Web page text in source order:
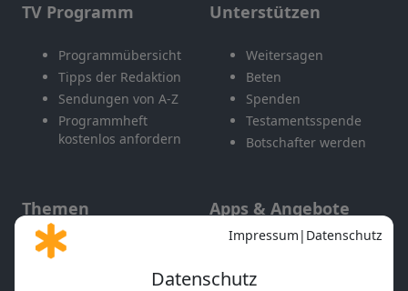
TV Programm
Programmübersicht
Tipps der Redaktion
Sendungen von A-Z
Programmheft
kostenlos anfordern
Unterstützen
Weitersagen
Beten
Spenden
Testamentsspende
Botschafter werden
Themen
Gott und Bibel erklärt
Apps & Angebote
Mobile App